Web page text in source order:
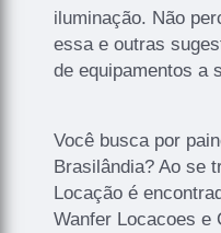
iluminação. Não
essa e outras
de equipamentos a
Você busca por
Brasilândia? Ao se
Locação é
Wanfer Locacoes e